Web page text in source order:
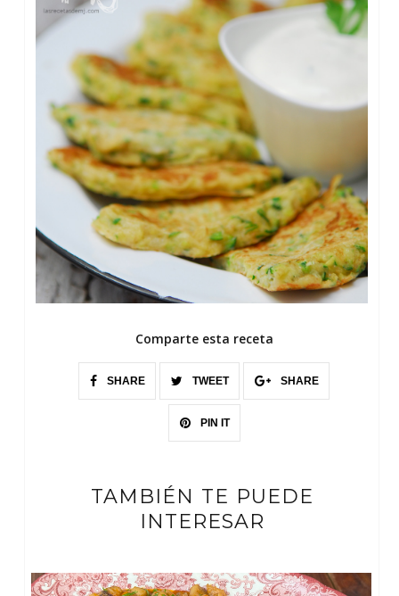
Comparte esta receta
SHARE TWEET SHARE
PIN IT
TAMBIÉN TE PUEDE
INTERESAR